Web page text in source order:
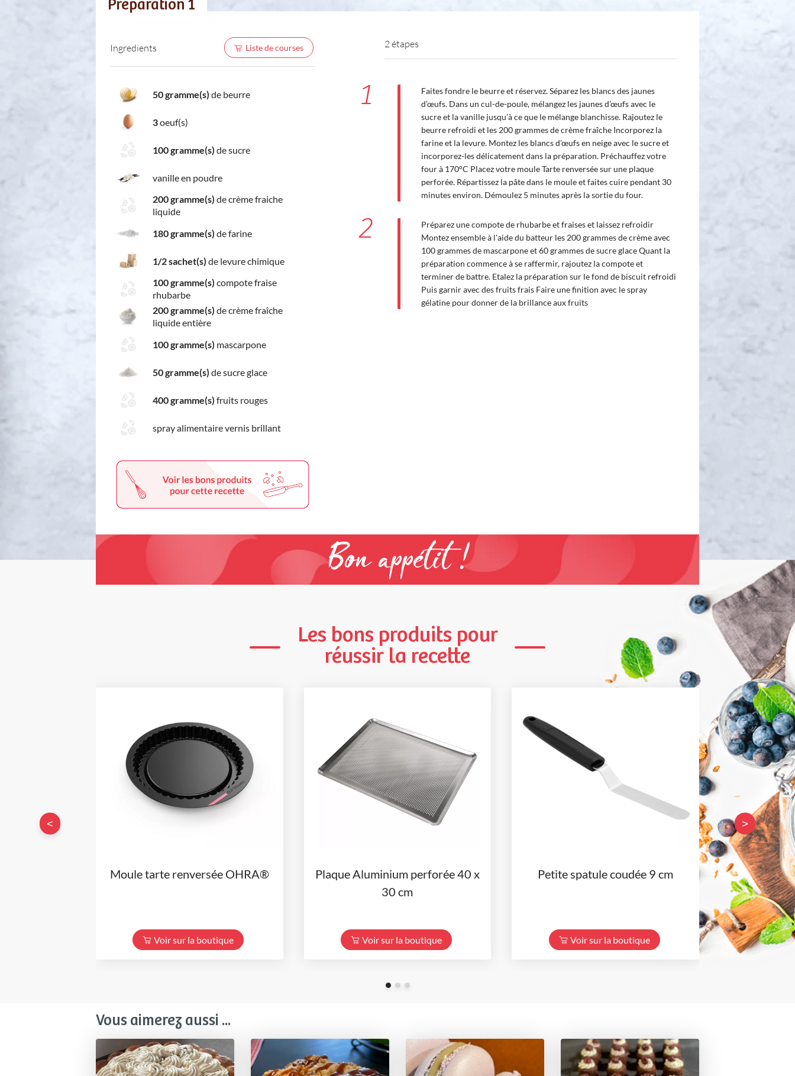
Préparation 1
Ingredients Liste de courses
50 gramme(s) de beurre
3oeuf(s)
100 gramme(s) de sucre
vanille en poudre
200 gramme(s) de crème fraiche
liquide
180 gramme(s) de farine
1/2 sachet(s) de levure chimique
100 gramme(s) compote fraise
rhubarbe
200 gramme(s) de crème fraîche
liquide entière
100 gramme(s) mascarpone
50 gramme(s) de sucre glace
400 gramme(s) fruits rouges
spray alimentaire vernis brillant
2 étapes
1
Faites fondre le beurre et réservez. Séparez les blancs des jaunes
d’œufs. Dans un cul-de-poule, mélangez les jaunes d’œufs avec le
sucre et la vanille jusqu’à ce que le mélange blanchisse. Rajoutez le
beurre refroidi et les 200 grammes de crème fraîche Incorporez la
farine et la levure. Montez les blancs d’œufs en neige avec le sucre et
incorporez-les délicatement dans la préparation. Préchauffez votre
four à 170°C Placez votre moule Tarte renversée sur une plaque
perforée. Répartissez la pâte dans le moule et faites cuire pendant 30
minutes environ. Démoulez 5 minutes après la sortie du four.
2
Préparez une compote de rhubarbe et fraises et laissez refroidir
Montez ensemble à l'aide du batteur les 200 grammes de crème avec
100 grammes de mascarpone et 60 grammes de sucre glace Quant la
préparation commence à se raffermir, rajoutez la compote et
terminer de battre. Etalez la préparation sur le fond de biscuit refroidi
Puis garnir avec des fruits frais Faire une finition avec le spray
gélatine pour donner de la brillance aux fruits
Bon appétit !
Les bons produits pour
réussir la recette
Moule tarte renversée OHRA®
Voir sur la boutique
Plaque Aluminium perforée 40 x
30 cm
Voir sur la boutique
Petite spatule coudée 9 cm
Voir sur la boutique
Petit cul
< >
Vous aimerez aussi ...